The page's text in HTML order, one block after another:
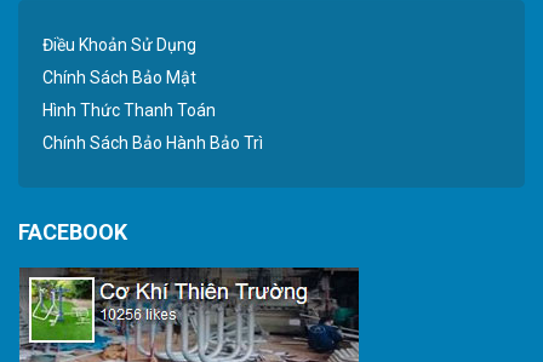
Điều Khoản Sử Dụng
Chính Sách Bảo Mật
Hình Thức Thanh Toán
Chính Sách Bảo Hành Bảo Trì
FACEBOOK